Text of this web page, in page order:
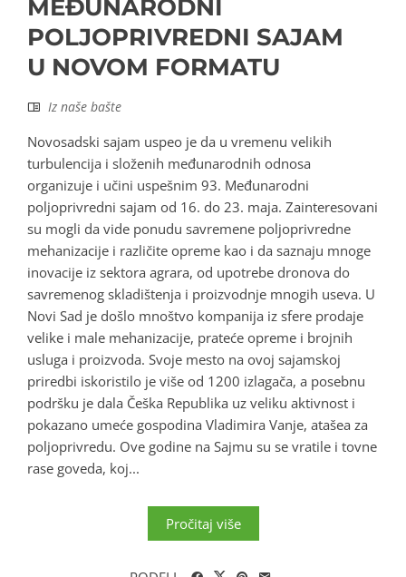
MEĐUNARODNI
POLJOPRIVREDNI SAJAM
U NOVOM FORMATU
Iz naše bašte
Novosadski sajam uspeo je da u vremenu velikih
turbulencija i složenih međunarodnih odnosa
organizuje i učini uspešnim 93. Međunarodni
poljoprivredni sajam od 16. do 23. maja. Zainteresovani
su mogli da vide ponudu savremene poljoprivredne
mehanizacije i različite opreme kao i da saznaju mnoge
inovacije iz sektora agrara, od upotrebe dronova do
savremenog skladištenja i proizvodnje mnogih useva. U
Novi Sad je došlo mnoštvo kompanija iz sfere prodaje
velike i male mehanizacije, prateće opreme i brojnih
usluga i proizvoda. Svoje mesto na ovoj sajamskoj
priredbi iskoristilo je više od 1200 izlagača, a posebnu
podršku je dala Češka Republika uz veliku aktivnost i
pokazano umeće gospodina Vladimira Vanje, atašea za
poljoprivredu. Ove godine na Sajmu su se vratile i tovne
rase goveda, koj...
Pročitaj više